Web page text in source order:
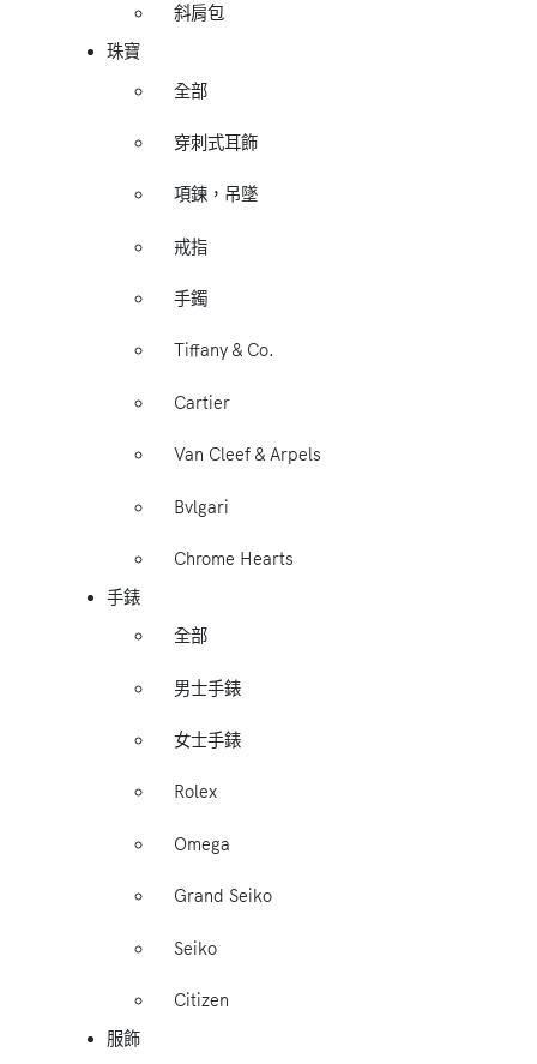
斜肩包
珠寶
全部
穿刺式耳飾
項鍊，吊墜
戒指
手鐲
Tiffany & Co.
Cartier
Van Cleef & Arpels
Bvlgari
Chrome Hearts
手錶
全部
男士手錶
女士手錶
Rolex
Omega
Grand Seiko
Seiko
Citizen
服飾